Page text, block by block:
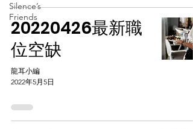
Silence’s
Friends
20220426最新職
位空缺
龍耳小編
2022年5月5日